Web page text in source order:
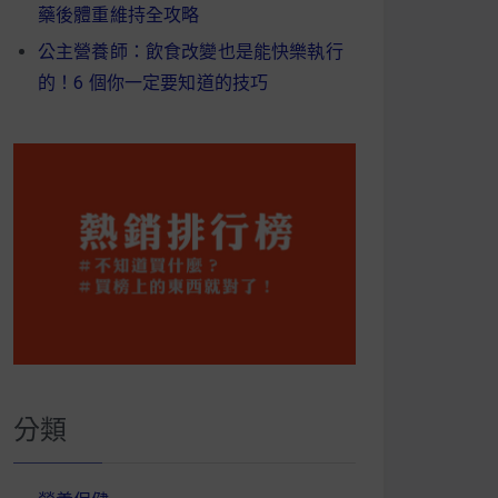
藥後體重維持全攻略
公主營養師：飲食改變也是能快樂執行
的！6 個你一定要知道的技巧
分類